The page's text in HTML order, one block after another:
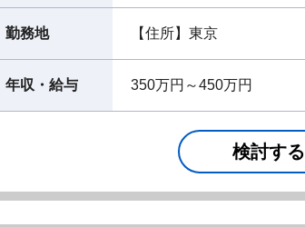
勤務地 【住所】東京
年収・給与 350万円～450万円
検討する